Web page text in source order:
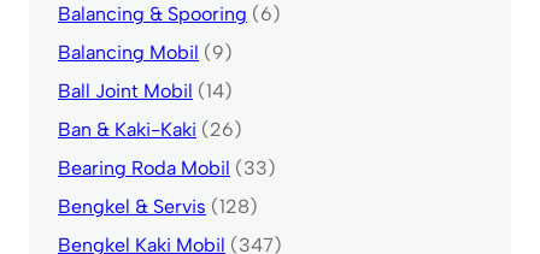
Balancing & Spooring (6)
Balancing Mobil (9)
Ball Joint Mobil (14)
Ban & Kaki-Kaki (26)
Bearing Roda Mobil (33)
Bengkel & Servis (128)
Bengkel Kaki Mobil (347)